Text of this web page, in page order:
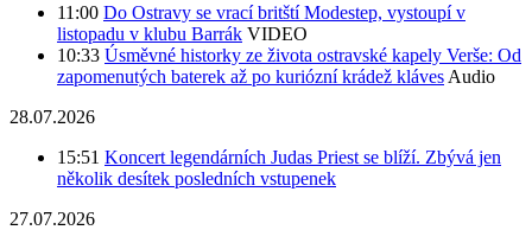
11:00 Do Ostravy se vrací britští Modestep, vystoupí v
listopadu v klubu Barrák VIDEO
10:33 Úsměvné historky ze života ostravské kapely Verše: Od
zapomenutých baterek až po kuriózní krádež kláves Audio
28.07.2026
15:51 Koncert legendárních Judas Priest se blíží. Zbývá jen
několik desítek posledních vstupenek
27.07.2026